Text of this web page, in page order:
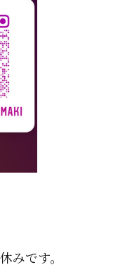
みです。